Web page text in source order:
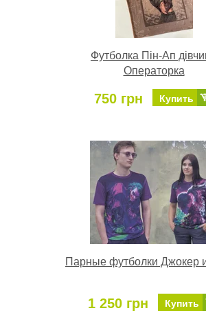
Футболка Пін-Ап
Операторка
750 грн Купить
Парные футболки Джокер
1 250 грн Купить